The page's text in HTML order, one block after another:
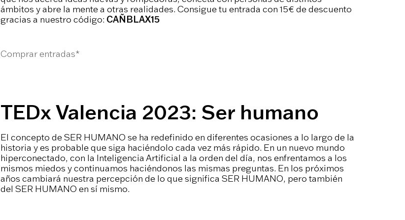
ámbitos y abre la mente a otras realidades. Consigue tu entrada con 15€ de descuento
gracias a nuestro código: CAÑBLAX15
Comprar entradas*
TEDx Valencia 2023: Ser humano
El concepto de SER HUMANO se ha redefinido en diferentes ocasiones a lo largo de la
historia y es probable que siga haciéndolo cada vez más rápido. En un nuevo mundo
hiperconectado, con la Inteligencia Artificial a la orden del día, nos enfrentamos a los
mismos miedos y continuamos haciéndonos las mismas preguntas. En los próximos
años cambiará nuestra percepción de lo que significa SER HUMANO, pero también
del SER HUMANO en sí mismo.